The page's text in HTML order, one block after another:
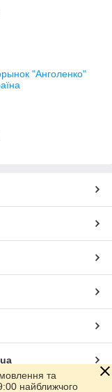
"Анголенко"
та
найближчого